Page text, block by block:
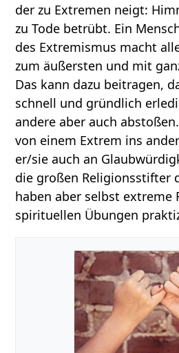
der zu Extremen neigt:
zu Tode betrübt. Ein
des Extremismus macht
zum äußersten und mit
Das kann dazu beitragen,
schnell und gründlich
andere aber auch
von einem Extrem ins
er/sie auch an
die großen Religionsstifter
haben aber selbst extreme
spirituellen Übungen